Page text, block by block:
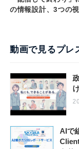
の情報設計、3つの
動画で見るプレ
AIで